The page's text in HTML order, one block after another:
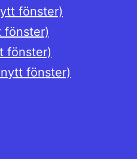
fönster)
fönster)
fönster)
fönster)